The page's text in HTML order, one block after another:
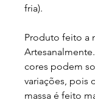
fria).
Produto feito a
cores podem
variações, pois
massa é feito